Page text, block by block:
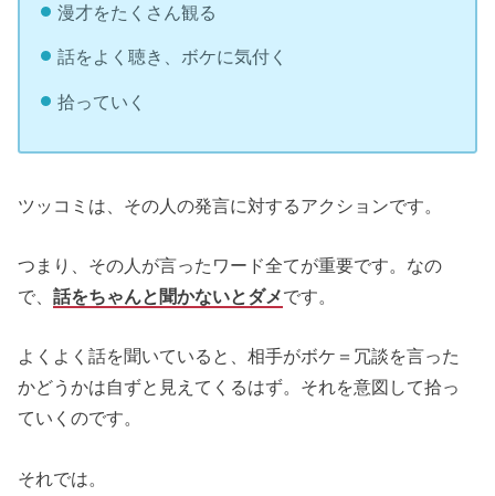
漫才をたくさん観る
話をよく聴き、ボケに気付く
拾っていく
ツッコミは、その人の発言に対するアクションです。
つまり、その人が言ったワード全てが重要です。なの
で、話をちゃんと聞かないとダメです。
よくよく話を聞いていると、相手がボケ＝冗談を言った
かどうかは自ずと見えてくるはず。それを意図して拾っ
ていくのです。
それでは。